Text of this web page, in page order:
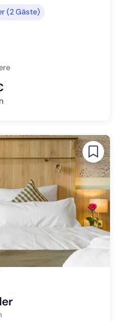
(2 Gäste)
1 wechseln
Slide 2 wechseln
3 wechseln